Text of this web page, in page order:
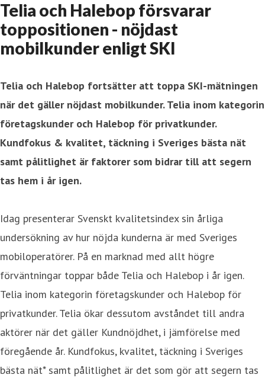
Telia och Halebop försvarar
toppositionen - nöjdast
mobilkunder enligt SKI
Telia och Halebop fortsätter att toppa SKI-mätningen
när det gäller nöjdast mobilkunder. Telia inom kategorin
företagskunder och Halebop för privatkunder.
Kundfokus & kvalitet, täckning i Sveriges bästa nät
samt pålitlighet är faktorer som bidrar till att segern
tas hem i år igen.
Idag presenterar Svenskt kvalitetsindex sin årliga
undersökning av hur nöjda kunderna är med Sveriges
mobiloperatörer. På en marknad med allt högre
förväntningar toppar både Telia och Halebop i år igen.
Telia inom kategorin företagskunder och Halebop för
privatkunder. Telia ökar dessutom avståndet till andra
aktörer när det gäller Kundnöjdhet, i jämförelse med
föregående år. Kundfokus, kvalitet, täckning i Sveriges
bästa nät* samt pålitlighet är det som gör att segern tas